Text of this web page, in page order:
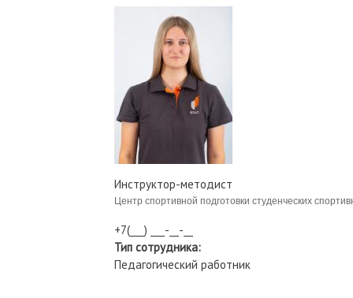
Инструктор-методист
Центр спортивной подготовки студенческих
+7(___) ___-__-__
Тип сотрудника:
Педагогический работник